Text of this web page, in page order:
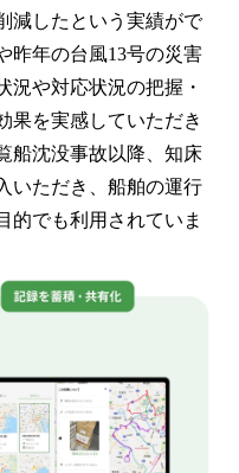
減したという実績がで
昨年の台風13号の災害
況や対応状況の把握・
果を実感していただき
船沈没事故以降、知床
いただき、船舶の運行
的でも利用されていま